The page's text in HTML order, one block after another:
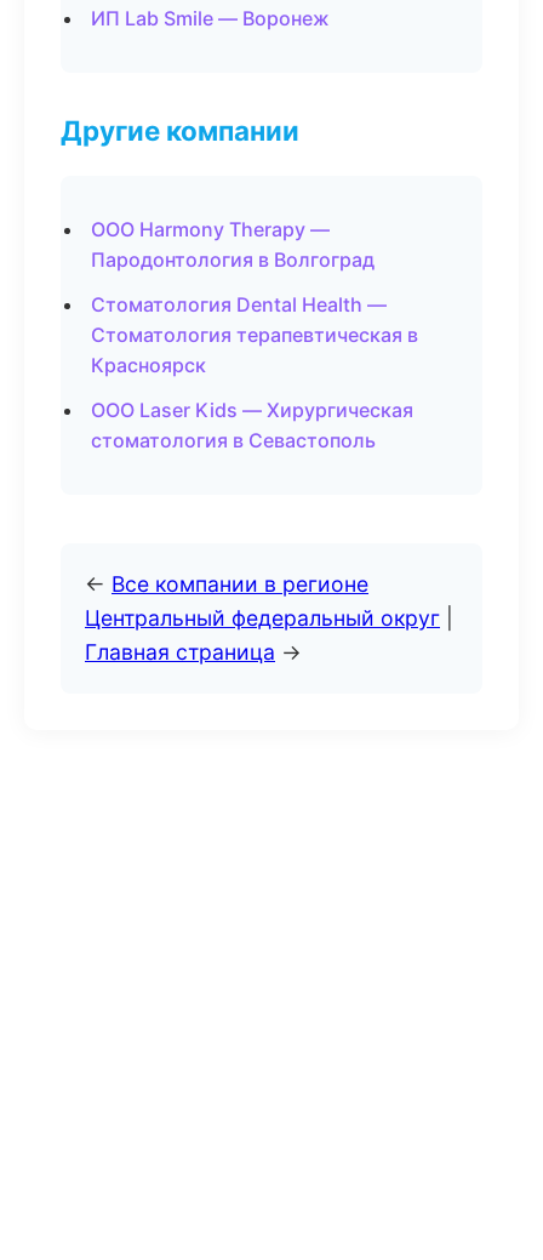
ИП Lab Smile — Воронеж
Другие компании
ООО Harmony Therapy —
Пародонтология в Волгоград
Стоматология Dental Health —
Стоматология терапевтическая в
Красноярск
ООО Laser Kids — Хирургическая
стоматология в Севастополь
← Все компании в регионе
Центральный федеральный округ
Главная страница →